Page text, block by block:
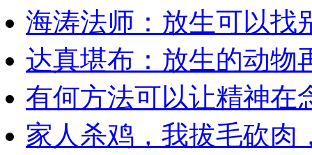
海涛法师：放生可以找
达真堪布：放生的动物
有何方法可以让精神在
家人杀鸡，我拔毛砍肉